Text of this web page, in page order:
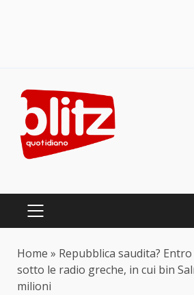
content
PRIMARY
Home » Repubblica saudita?
sotto le radio greche, in cui bin
milioni